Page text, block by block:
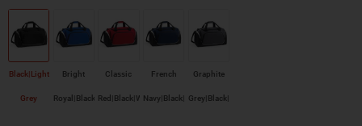
Black|Light
Grey
Bright
Royal|Black|White
Classic
Red|Black|White
French
Navy|Black|White
Graphite
Grey|Black|White